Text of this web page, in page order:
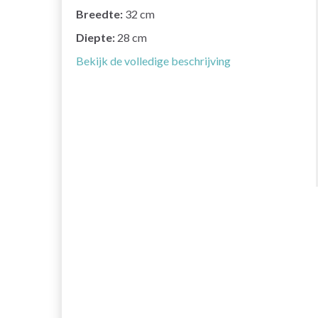
Breedte: 32 cm
Diepte: 28 cm
Bekijk de volledige beschrijving